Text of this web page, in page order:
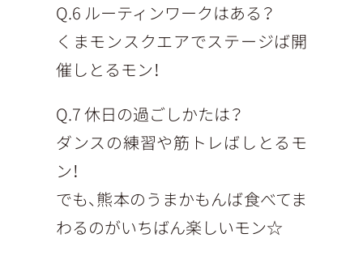
Q.6 ルーティンワークはある？
くまモンスクエアでステージば開
催しとるモン！
Q.7 休日の過ごしかたは？
ダンスの練習や筋トレばしとるモ
ン！
でも、熊本のうまかもんば食べてま
わるのがいちばん楽しいモン☆